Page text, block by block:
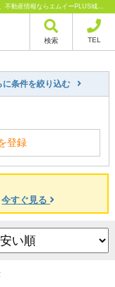
新井宿駅 中古マンション｜埼玉・東京・千葉の新築・中古一戸建て、不動産情報ならエムイーPLUS城東にお任せください
検索 TEL
に条件を絞り込む
登録
今すぐ見る